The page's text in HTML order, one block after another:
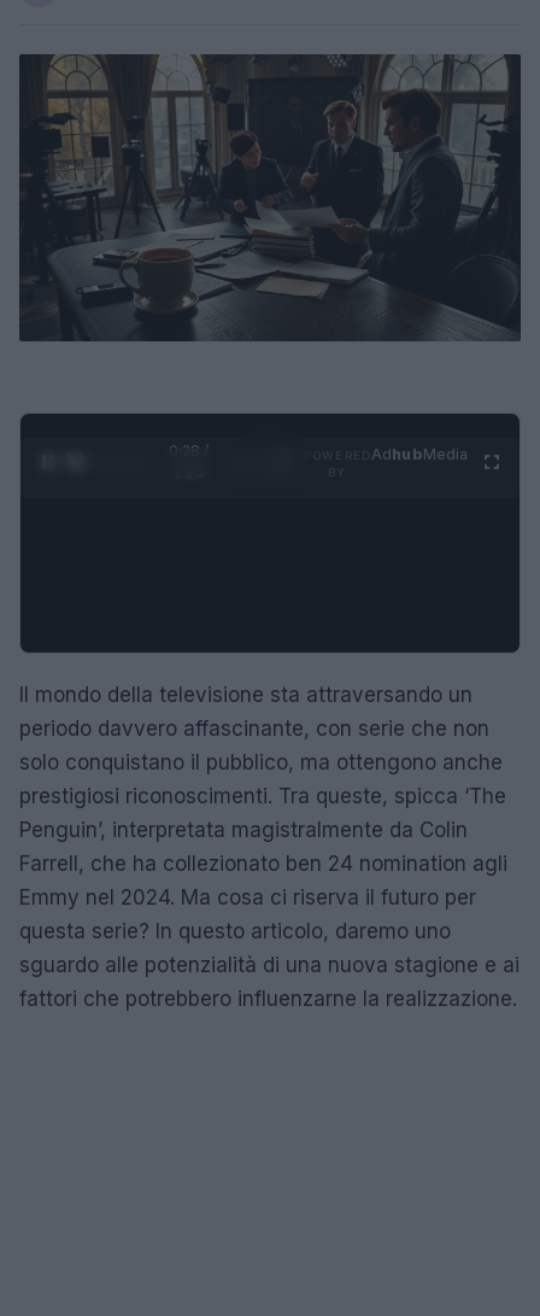
0:29 /
AdhubMedia
Il mondo della televisione sta attraversando un
periodo davvero affascinante, con serie che non
solo conquistano il pubblico, ma ottengono anche
prestigiosi riconoscimenti. Tra queste, spicca ‘The
Penguin’, interpretata magistralmente da Colin
Farrell, che ha collezionato ben 24 nomination agli
Emmy nel 2024. Ma cosa ci riserva il futuro per
questa serie? In questo articolo, daremo uno
sguardo alle potenzialità di una nuova stagione e ai
fattori che potrebbero influenzarne la realizzazione.